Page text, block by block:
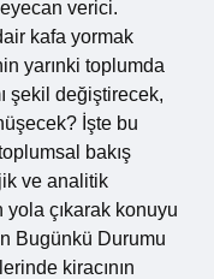
verici.
kafa yormak
yarınki toplumda
şekil değiştirecek,
İşte bu
bakış
ve analitik
yola çıkarak konuyu
Bugünkü Durumu
kiracının